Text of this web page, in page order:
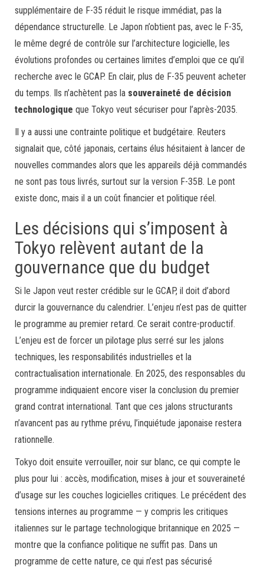
supplémentaire de F-35 réduit le risque immédiat, pas la
dépendance structurelle. Le Japon n’obtient pas, avec le F-35,
le même degré de contrôle sur l’architecture logicielle, les
évolutions profondes ou certaines limites d’emploi que ce qu’il
recherche avec le GCAP. En clair, plus de F-35 peuvent acheter
du temps. Ils n’achètent pas la souveraineté de décision
technologique que Tokyo veut sécuriser pour l’après-2035.
Il y a aussi une contrainte politique et budgétaire. Reuters
signalait que, côté japonais, certains élus hésitaient à lancer de
nouvelles commandes alors que les appareils déjà commandés
ne sont pas tous livrés, surtout sur la version F-35B. Le pont
existe donc, mais il a un coût financier et politique réel.
Les décisions qui s’imposent à
Tokyo relèvent autant de la
gouvernance que du budget
Si le Japon veut rester crédible sur le GCAP, il doit d’abord
durcir la gouvernance du calendrier. L’enjeu n’est pas de quitter
le programme au premier retard. Ce serait contre-productif.
L’enjeu est de forcer un pilotage plus serré sur les jalons
techniques, les responsabilités industrielles et la
contractualisation internationale. En 2025, des responsables du
programme indiquaient encore viser la conclusion du premier
grand contrat international. Tant que ces jalons structurants
n’avancent pas au rythme prévu, l’inquiétude japonaise restera
rationnelle.
Tokyo doit ensuite verrouiller, noir sur blanc, ce qui compte le
plus pour lui : accès, modification, mises à jour et souveraineté
d’usage sur les couches logicielles critiques. Le précédent des
tensions internes au programme — y compris les critiques
italiennes sur le partage technologique britannique en 2025 —
montre que la confiance politique ne suffit pas. Dans un
programme de cette nature, ce qui n’est pas sécurisé